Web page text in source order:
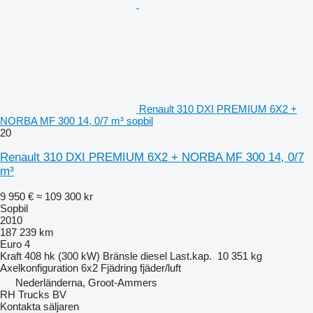
Renault 310 DXI PREMIUM 6X2 +
NORBA MF 300 14, 0/7 m³ sopbil
20
Renault 310 DXI PREMIUM 6X2 + NORBA MF 300 14, 0/7
m³
9 950 € ≈ 109 300 kr
Sopbil
2010
187 239 km
Euro 4
Kraft 408 hk (300 kW) Bränsle diesel Last.kap. 10 351 kg
Axelkonfiguration 6x2 Fjädring fjäder/luft
Nederländerna, Groot-Ammers
RH Trucks BV
Kontakta säljaren